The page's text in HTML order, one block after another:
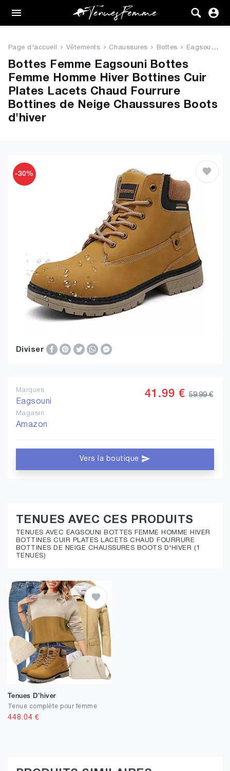
Femme
Vêtements
Chaussures
Sacs
Page d'accueil Vêtements Chaussures Bottes Eagsouni Bottes Femme Homme Hi...
Bottes Femme Eagsouni Bottes
Femme Homme Hiver Bottines Cuir
Plates Lacets Chaud Fourrure
Bottines de Neige Chaussures Boots
d'hiver
-30%
Diviser
Marques
Eagsouni
Magasin
Amazon
41.99 € 59.99 €
Vers la boutique
TENUES AVEC CES PRODUITS
TENUES AVEC EAGSOUNI BOTTES FEMME HOMME HIVER
BOTTINES CUIR PLATES LACETS CHAUD FOURRURE
BOTTINES DE NEIGE CHAUSSURES BOOTS D'HIVER (1
TENUES)
Tenues D'hiver
Tenue complète pour femme
448.04 €